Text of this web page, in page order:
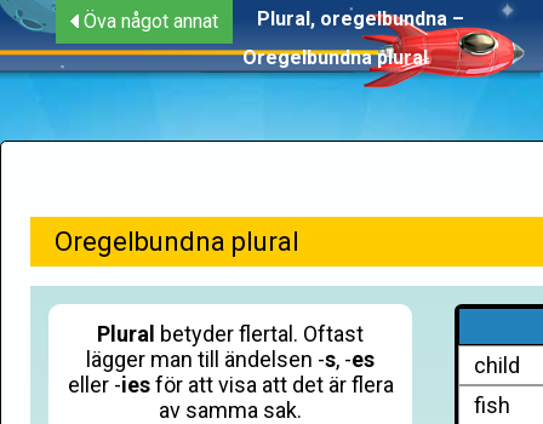
Öva något annat
Plural, oregelbundna –
Oregelbundna plural
Oregelbundna plural
Plural betyder flertal. Oftast
lägger man till ändelsen -s, -es
eller -iesför att visa att det är flera
av samma sak.
child
fish